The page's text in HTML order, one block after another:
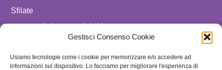
Gestisci Consenso Cookie
Usiamo tecnologie come i cookie per memorizzare e/o accedere ad
informazioni sul dispositivo. Lo facciamo per migliorare l'esperienza di
Sfilate
spostare in luxury celebrities
Uomo